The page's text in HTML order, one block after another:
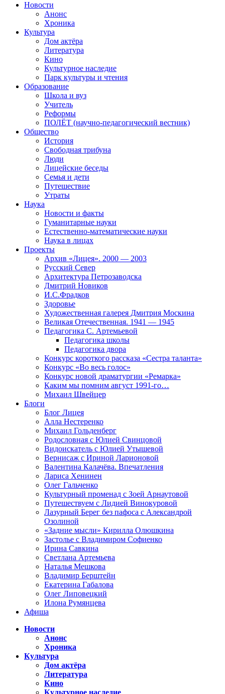
Новости
Анонс
Хроника
Культура
Дом актёра
Литература
Кино
Культурное наследие
Парк культуры и чтения
Образование
Школа и вуз
Учитель
Реформы
ПОЛЁТ (научно-педагогический вестник)
Общество
История
Свободная трибуна
Люди
Лицейские беседы
Семья и дети
Путешествие
Утраты
Наука
Новости и факты
Гуманитарные науки
Естественно-математические науки
Наука в лицах
Проекты
Архив «Лицея». 2000 — 2003
Русский Север
Архитектура Петрозаводска
Дмитрий Новиков
И.С.Фрадков
Здоровье
Художественная галерея Дмитрия Москина
Великая Отечественная. 1941 — 1945
Педагогика С. Артемьевой
Педагогика школы
Педагогика двора
Конкурс короткого рассказа «Сестра таланта»
Конкурс «Во весь голос»
Конкурс новой драматургии «Ремарка»
Каким мы помним август 1991-го…
Михаил Швейцер
Блоги
Блог Лицея
Алла Нестеренко
Михаил Гольденберг
Родословная с Юлией Свинцовой
Видоискатель с Юлией Утышевой
Вернисаж с Ириной Ларионовой
Валентина Калачёва. Впечатления
Лариса Хенинен
Олег Гальченко
Культурный променад с Зоей Арнаутовой
Путешествуем с Лидией Винокуровой
Лазурный Берег без пафоса с Александрой
Озолиной
«Задние мысли» Кирилла Олюшкина
Застолье с Владимиром Софиенко
Ирина Савкина
Светлана Артемьева
Наталья Мешкова
Владимир Берштейн
Екатерина Габалова
Олег Липовецкий
Илона Румянцева
Афиша
Новости
Анонс
Хроника
Культура
Дом актёра
Литература
Кино